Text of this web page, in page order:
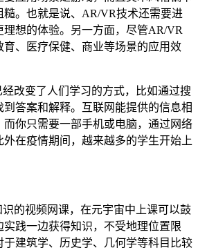
糙。也就是说、AR/VR技术还需要进
想的体验。另一方面，尽管AR/VR
育、医疗保健、商业等场景的应用效
改变了人们学习的方式，比如通过搜
答案和解释。互联网能提供的信息相
而你只需要一部手机或电脑，通过网络
在疫情期间，越来越多的学生开始上
的视频网课，在元宇宙中上课可以鼓
践一边获得知识，不受地理位置限
建筑学、历史学、几何学等科目比较